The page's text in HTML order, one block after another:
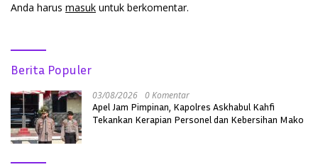
Anda harus masuk untuk berkomentar.
Berita Populer
03/08/2026 0 Komentar
Apel Jam Pimpinan, Kapolres Askhabul Kahfi
Tekankan Kerapian Personel dan Kebersihan Mako